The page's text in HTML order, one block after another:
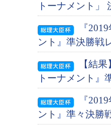
トーナメント」
『
ント』準決勝戦
【結
トーナメント』
『
ント』準々決勝